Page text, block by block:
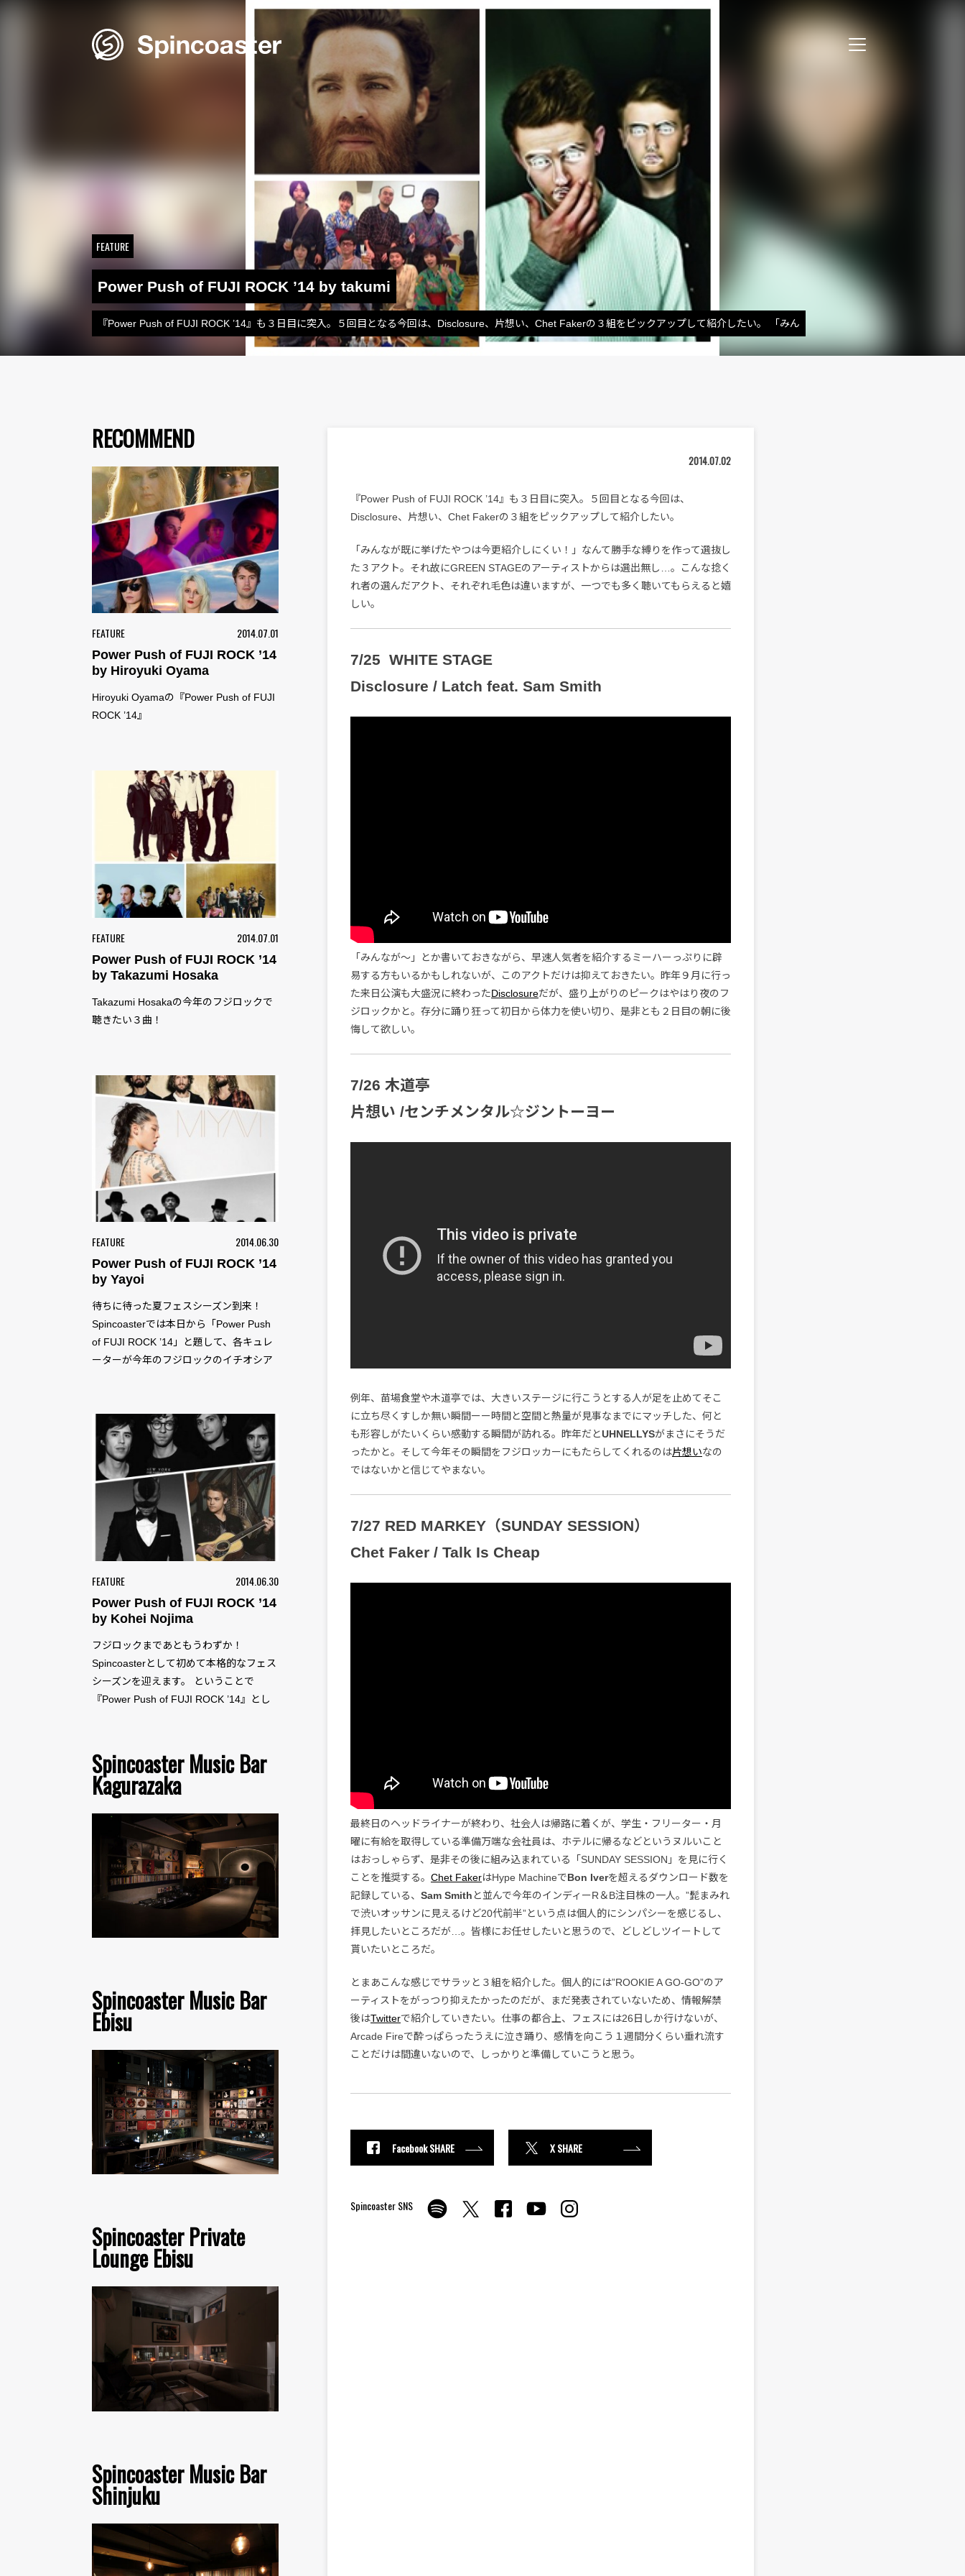
FEATURE
Power Push of FUJI ROCK ’14 by takumi
『Power Push of FUJI ROCK ’14』も３日目に突入。５回目となる今回は、Disclosure、片想い、Chet Fakerの３組をピックアップして紹介したい。 「みん
RECOMMEND
FEATURE 2014.07.01
Power Push of FUJI ROCK ’14
by Hiroyuki Oyama
Hiroyuki Oyamaの『Power Push of FUJI
ROCK ’14』
FEATURE 2014.07.01
Power Push of FUJI ROCK ’14
by Takazumi Hosaka
Takazumi Hosakaの今年のフジロックで
聴きたい３曲！
FEATURE 2014.06.30
Power Push of FUJI ROCK ’14
by Yayoi
待ちに待った夏フェスシーズン到来！
Spincoasterでは本日から「Power Push
of FUJI ROCK ’14」と題して、各キュレ
ーターが今年のフジロックのイチオシア
FEATURE 2014.06.30
Power Push of FUJI ROCK ’14
by Kohei Nojima
フジロックまであともうわずか！
Spincoasterとして初めて本格的なフェス
シーズンを迎えます。 ということで
『Power Push of FUJI ROCK ’14』とし
Spincoaster Music Bar
Kagurazaka
Spincoaster Music Bar
Ebisu
Spincoaster Private
Lounge Ebisu
Spincoaster Music Bar
Shinjuku
2014.07.02
『Power Push of FUJI ROCK ’14』も３日目に突入。５回目となる今回は、
Disclosure、片想い、Chet Fakerの３組をピックアップして紹介したい。
「みんなが既に挙げたやつは今更紹介しにくい！」なんて勝手な縛りを作って選抜し
た３アクト。それ故にGREEN STAGEのアーティストからは選出無し…。こんな捻く
れ者の選んだアクト、それぞれ毛色は違いますが、一つでも多く聴いてもらえると嬉
しい。
7/25 WHITE STAGE
Disclosure / Latch feat. Sam Smith
「みんなが〜」とか書いておきながら、早速人気者を紹介するミーハーっぷりに辟
易する方もいるかもしれないが、このアクトだけは抑えておきたい。昨年９月に行っ
た来日公演も大盛況に終わったDisclosureだが、盛り上がりのピークはやはり夜のフ
ジロックかと。存分に踊り狂って初日から体力を使い切り、是非とも２日目の朝に後
悔して欲しい。
7/26 木道亭
片想い /センチメンタル☆ジントーヨー
例年、苗場食堂や木道亭では、大きいステージに行こうとする人が足を止めてそこ
に立ち尽くすしか無い瞬間ーー時間と空間と熱量が見事なまでにマッチした、何と
も形容しがたいくらい感動する瞬間が訪れる。昨年だとUHNELLYSがまさにそうだ
ったかと。そして今年その瞬間をフジロッカーにもたらしてくれるのは片想いなの
ではないかと信じてやまない。
7/27 RED MARKEY（SUNDAY SESSION）
Chet Faker / Talk Is Cheap
最終日のヘッドライナーが終わり、社会人は帰路に着くが、学生・フリーター・月
曜に有給を取得している準備万端な会社員は、ホテルに帰るなどというヌルいこと
はおっしゃらず、是非その後に組み込まれている「SUNDAY SESSION」を見に行く
ことを推奨する。 Chet FakerはHype MachineでBon Iverを超えるダウンロード数を
記録している、 Sam Smith と並んで今年のインディーR＆B注目株の一人。”髭まみれ
で渋いオッサンに見えるけど20代前半”という点は個人的にシンパシーを感じるし、
拝見したいところだが…。皆様にお任せしたいと思うので、どしどしツイートして
貰いたいところだ。
とまあこんな感じでサラッと３組を紹介した。個人的には”ROOKIE A GO-GO”のア
ーティストをがっつり抑えたかったのだが、まだ発表されていないため、情報解禁
後はTwitterで紹介していきたい。仕事の都合上、フェスには26日しか行けないが、
Arcade Fireで酔っぱらったうえに泣き踊り、感情を向こう１週間分くらい垂れ流す
ことだけは間違いないので、しっかりと準備していこうと思う。
Facebook SHARE X SHARE
Spincoaster SNS